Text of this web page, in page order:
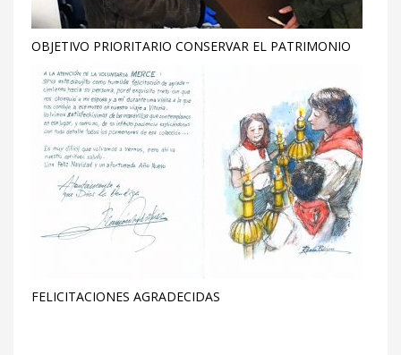
OBJETIVO PRIORITARIO CONSERVAR EL PATRIMONIO
FELICITACIONES AGRADECIDAS